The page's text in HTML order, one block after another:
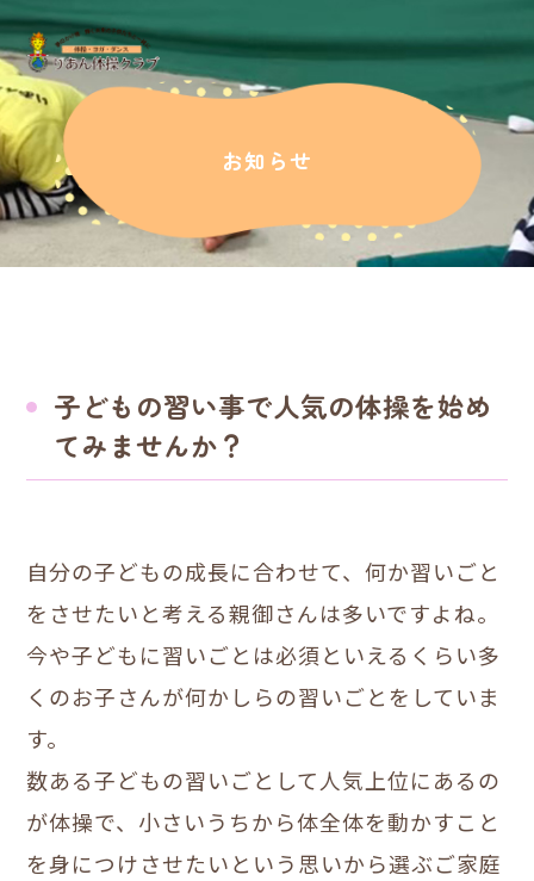
お知らせ
子どもの習い事で人気の体操を始め
てみませんか？
自分の子どもの成長に合わせて、何か習いごと
をさせたいと考える親御さんは多いですよね。
今や子どもに習いごとは必須といえるくらい多
くのお子さんが何かしらの習いごとをしていま
す。
数ある子どもの習いごとして人気上位にあるの
が体操で、小さいうちから体全体を動かすこと
を身につけさせたいという思いから選ぶご家庭